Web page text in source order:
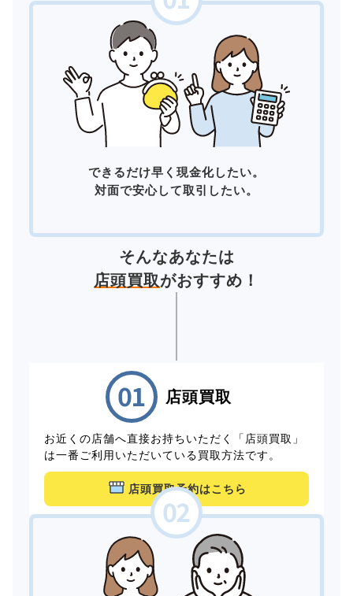
できるだけ早く現金化したい。
対面で安心して取引したい。
そんなあなたは
店頭買取がおすすめ！
店頭買取
お近くの店舗へ直接お持ちいただく「店頭買取」
は一番ご利用いただいている買取方法です。
店頭買取予約はこちら